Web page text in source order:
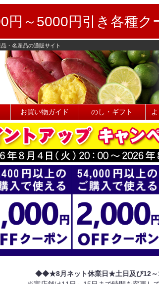
～5000円引き各種ク
・名産品の通販サイト
お買い物ガイド のし・ギフト
◆◆★8月ネット休業日★土日及び12